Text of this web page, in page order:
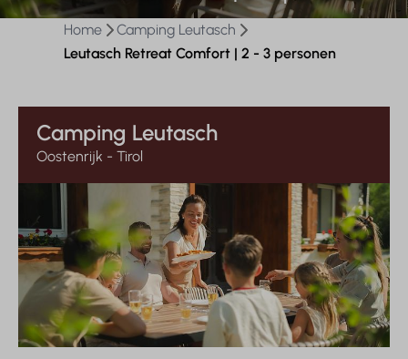
Home
Camping Leutasch
Leutasch Retreat Comfort | 2 - 3 personen
Camping Leutasch
Oostenrijk - Tirol